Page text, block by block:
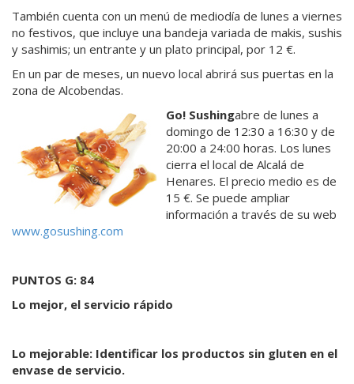
También cuenta con un menú de mediodía de lunes a viernes
no festivos, que incluye una bandeja variada de makis, sushis
y sashimis; un entrante y un plato principal, por 12 €.
En un par de meses, un nuevo local abrirá sus puertas en la
zona de Alcobendas.
Go! Sushingabre de lunes a
domingo de 12:30 a 16:30 y de
20:00 a 24:00 horas. Los lunes
cierra el local de Alcalá de
Henares. El precio medio es de
15 €. Se puede ampliar
información a través de su web
www.gosushing.com
PUNTOS G: 84
Lo mejor, el servicio rápido
Lo mejorable: Identificar los productos sin gluten en el
envase de servicio.